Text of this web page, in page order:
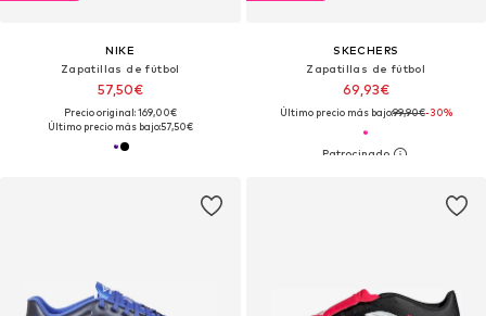
NIKE
Zapatillas de fútbol
57,50€
Precio original: 169,00€
Último precio más bajo:57,50€
SKECHERS
Zapatillas de fútbol
69,93€
Último precio más bajo:99,90€-30%